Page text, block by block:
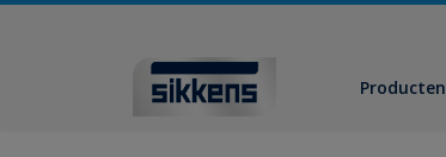
Producten